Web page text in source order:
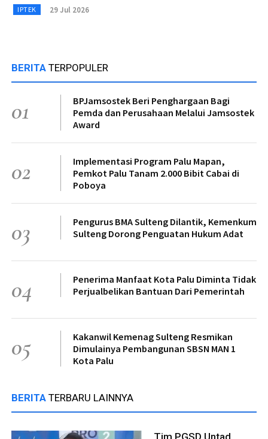
IPTEK 29 Jul 2026
BERITA TERPOPULER
01
BPJamsostek Beri Penghargaan Bagi
Pemda dan Perusahaan Melalui Jamsostek
Award
02
Implementasi Program Palu Mapan,
Pemkot Palu Tanam 2.000 Bibit Cabai di
Poboya
03
Pengurus BMA Sulteng Dilantik, Kemenkum
Sulteng Dorong Penguatan Hukum Adat
04
Penerima Manfaat Kota Palu Diminta Tidak
Perjualbelikan Bantuan Dari Pemerintah
05
Kakanwil Kemenag Sulteng Resmikan
Dimulainya Pembangunan SBSN MAN 1
Kota Palu
BERITA TERBARU LAINNYA